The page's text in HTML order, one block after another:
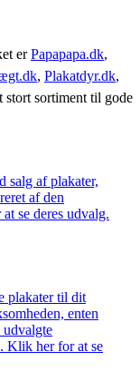
erPapapapa.dk,
, Plakatdyr.dk,
stort sortiment til gode
salg af plakater,
af den
se deres udvalg.
plakater til dit
enten
udvalgte
Klik her for at se